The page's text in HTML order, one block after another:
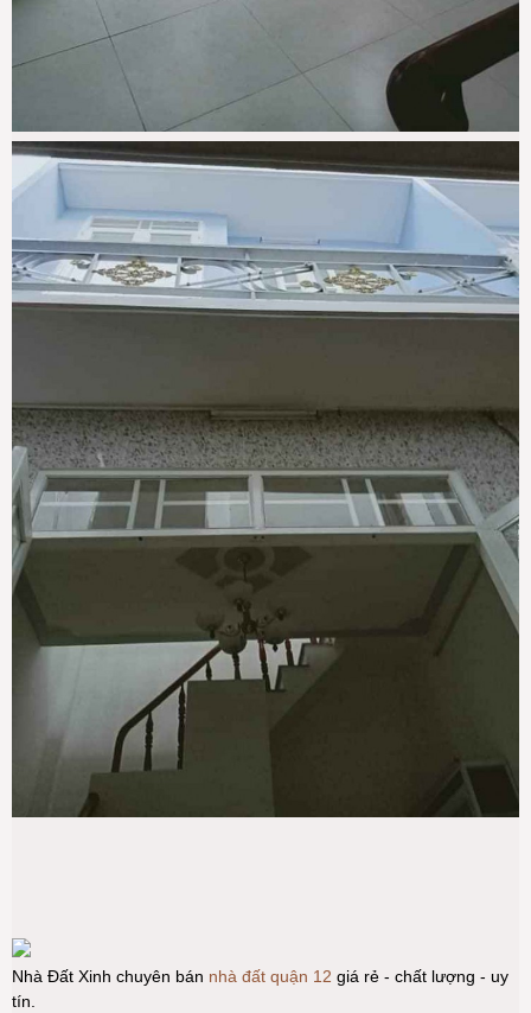
Nhà Đất Xinh chuyên bán nhà đất quận 12 giá rẻ - chất lượng - uy
tín.